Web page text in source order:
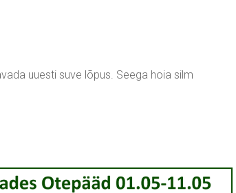
uuesti suve lõpus. Seega hoia silm